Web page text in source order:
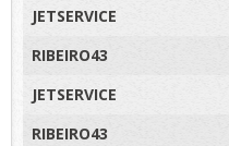
JETSERVICE
RIBEIRO43
JETSERVICE
RIBEIRO43